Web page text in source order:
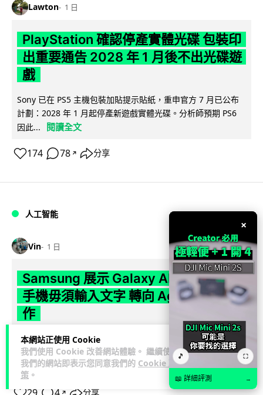
本網站正使用 Cookie
我們使用 Cookie 改善網站體驗。 繼續使用
我們的網站即表示您同意我們的 Cookie 政
策 。
Lawton 1 日
PlayStation 確認停產實體光碟 包裝印
出重要通告 2028 年 1 月後不出光碟遊
戲
Sony 已在 PS5 主機包裝加貼提示貼紙，重申官方 7 月已公布
計劃：2028 年 1 月起停產新遊戲實體光碟。分析師預期 PS6
因此...
閱讀全文
174 78 ↗ 分享
人工智能
Vin 1 日
Samsung 展示 Galaxy AI 新方向 未來
手機毋須輸入文字 轉向 Agent 全自動操
作
Samsung 電子 MX 部門顧客體驗辦公室主管兼副總裁 Jay Kim
表示，品牌正推動 Galaxy AI 邁向全自動化 Agent... 閱讀全
文
↗ 分享
×
🎵 ⛶
📖 詳細評測 →